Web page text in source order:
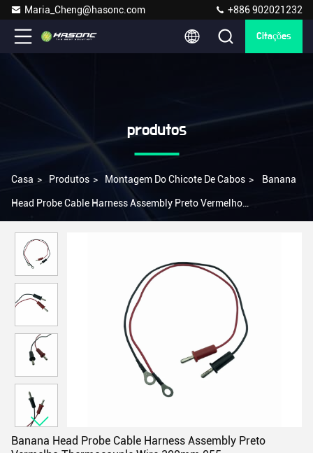
Maria_Cheng@hasonc.com +886 902021232
Citações
produtos
Casa > Produtos > Montagem Do Chicote De Cabos > Banana
Head Probe Cable Harness Assembly Preto Vermelho
Banana Head Probe Cable Harness Assembly Preto